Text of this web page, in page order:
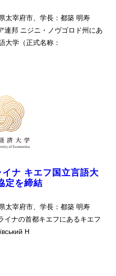
太宰府市、学長：都築 明寿
連邦 ニジニ・ノヴゴロド州にあ
大学（正式名称：
ナ キエフ国立言語大
定を締結
太宰府市、学長：都築 明寿
イナの首都キエフにあるキエフ
Н